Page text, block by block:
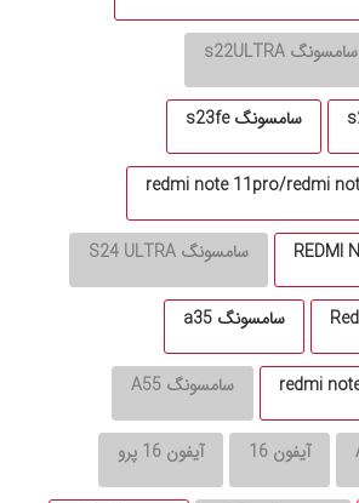
سامسونگ s22ULTRA
سامسونگ s23fe
سامسونگ S24 ULTRA
سامسونگ a35
سامسونگ A55
آیفون 16 آیفون 16 پرو